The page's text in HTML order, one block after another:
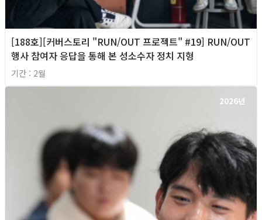
[188호][커버스토리 "RUN/OUT 프로젝트" #19] RUN/OUT
행사 참여자 응답을 통해 본 성소수자 정치 지형
기간 : 2월
2026년